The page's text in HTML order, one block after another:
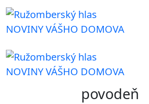
NOVINY VÁŠHO DOMOVA
NOVINY VÁŠHO DOMOVA
povodeň